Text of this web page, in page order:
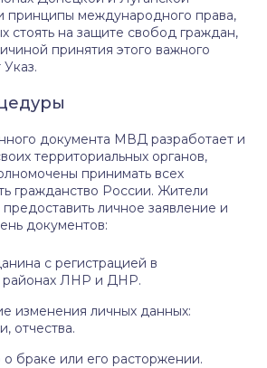
принципы международного права,
стоять на защите свобод граждан,
принятия этого важного
документа МВД разработает и
территориальных органов,
принимать всех
гражданство России. Жители
личное заявление и
документов:
с регистрацией в
районах ЛНР и ДНР.
изменения личных данных:
отчества.
о браке или его расторжении.